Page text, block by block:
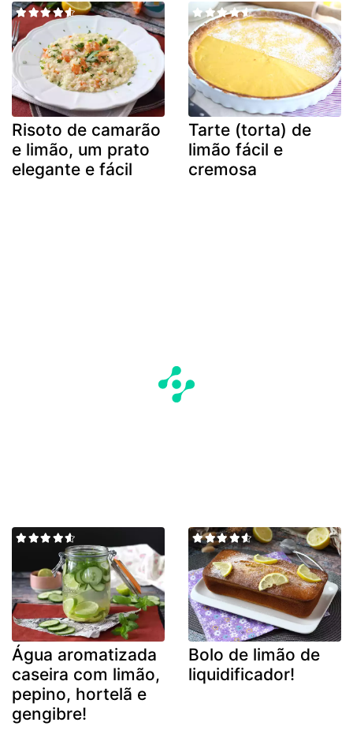
Risoto de camarão
e limão, um prato
elegante e fácil
Tarte (torta) de
limão fácil e
cremosa
Água aromatizada
caseira com limão,
pepino, hortelã e
gengibre!
Bolo de limão de
liquidificador!